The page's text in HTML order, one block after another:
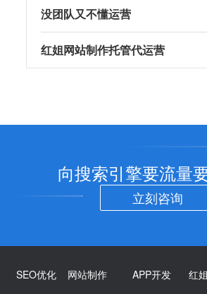
没团队又不懂运营
红姐网站制作托管代运营
向搜索引擎要流量
立刻咨询
SEO优化 网站制作 APP开发 红